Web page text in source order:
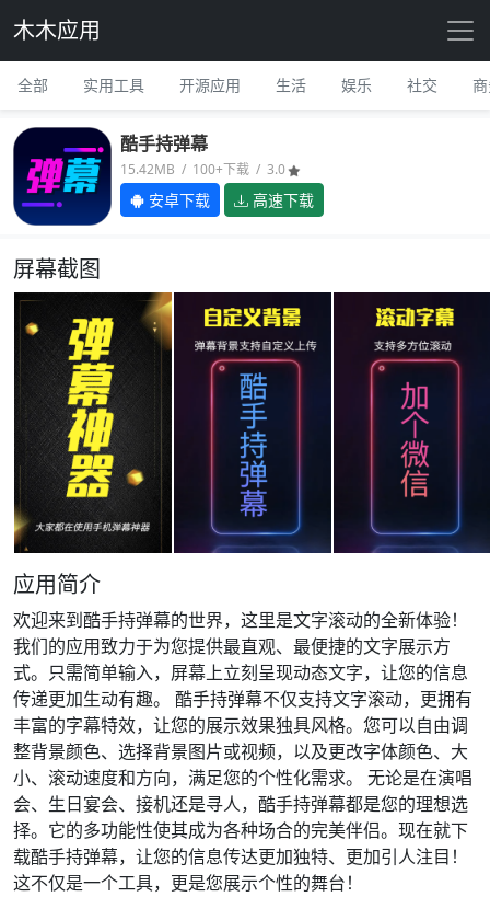
木木应用
全部 实用工具 开源应用 生活 娱乐 社交
酷手持弹幕
15.42MB / 100+下载 / 3.0
安卓下载 高速下载
屏幕截图
应用简介
欢迎来到酷手持弹幕的世界，这里是文字滚动的全新体验！
我们的应用致力于为您提供最直观、最便捷的文字展示方
式。只需简单输入，屏幕上立刻呈现动态文字，让您的信息
传递更加生动有趣。 酷手持弹幕不仅支持文字滚动，更拥有
丰富的字幕特效，让您的展示效果独具风格。您可以自由调
整背景颜色、选择背景图片或视频，以及更改字体颜色、大
小、滚动速度和方向，满足您的个性化需求。 无论是在演唱
会、生日宴会、接机还是寻人，酷手持弹幕都是您的理想选
择。它的多功能性使其成为各种场合的完美伴侣。现在就下
载酷手持弹幕，让您的信息传达更加独特、更加引人注目！
这不仅是一个工具，更是您展示个性的舞台！